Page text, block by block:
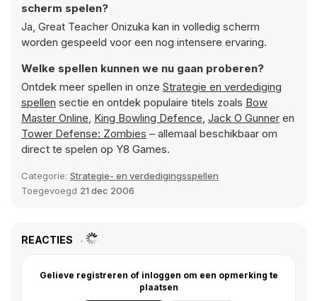
scherm spelen?
Ja, Great Teacher Onizuka kan in volledig scherm
worden gespeeld voor een nog intensere ervaring.
Welke spellen kunnen we nu gaan proberen?
Ontdek meer spellen in onze Strategie en verdediging
spellen sectie en ontdek populaire titels zoals Bow
Master Online, King Bowling Defence, Jack O Gunner en
Tower Defense: Zombies – allemaal beschikbaar om
direct te spelen op Y8 Games.
Categorie: Strategie- en verdedigingsspellen
Toegevoegd 21 dec 2006
REACTIES
Gelieve registreren of inloggen om een opmerking te
plaatsen